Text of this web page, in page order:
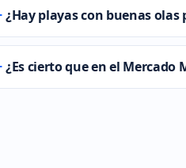
¿Hay playas con buenas olas
¿Es cierto que en el